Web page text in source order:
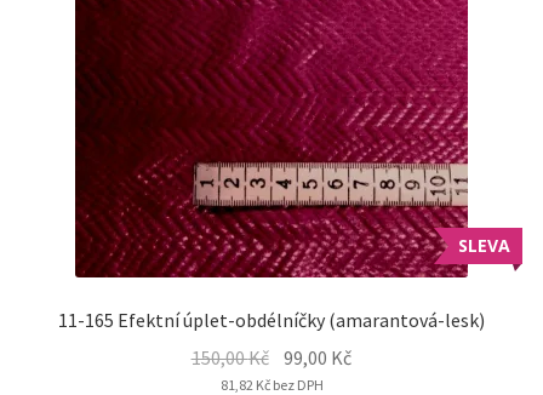
SLEVA
11-165 Efektní úplet-obdélníčky (amarantová-lesk)
150,00Kč Original
price
99,00 KčCurrent
81,82 Kčbez DPH